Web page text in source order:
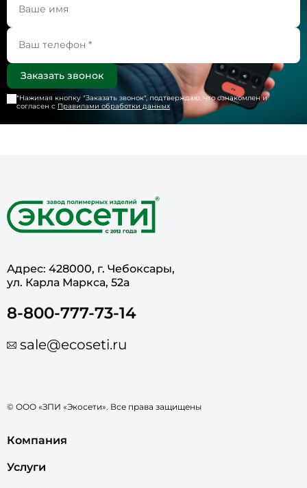
*Нажимая кнопку "Заказать звонок", подтверждаю, что ознакомлен и
согласен с Правилами обработки данных
Адрес: 428000, г. Чебоксары,
ул. Карла Маркса, 52а
8-800-777-73-14
sale@ecoseti.ru
© ООО «ЗПИ «Экосети». Все права защищены
Компания
Услуги